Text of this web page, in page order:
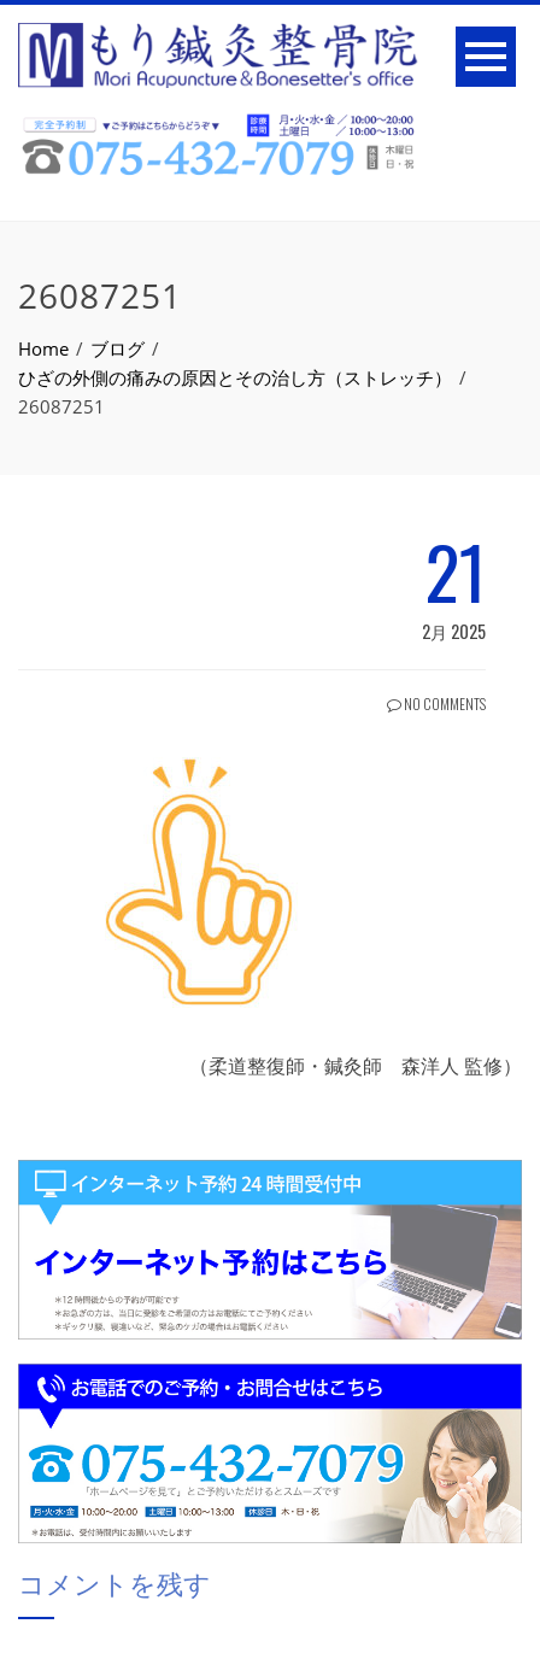
26087251
Home
ブログ
ひざの外側の痛みの原因とその治し方（ストレッチ）
26087251
21
2月 2025
NO COMMENTS
（柔道整復師・鍼灸師 森洋人 監修）
コメントを残す